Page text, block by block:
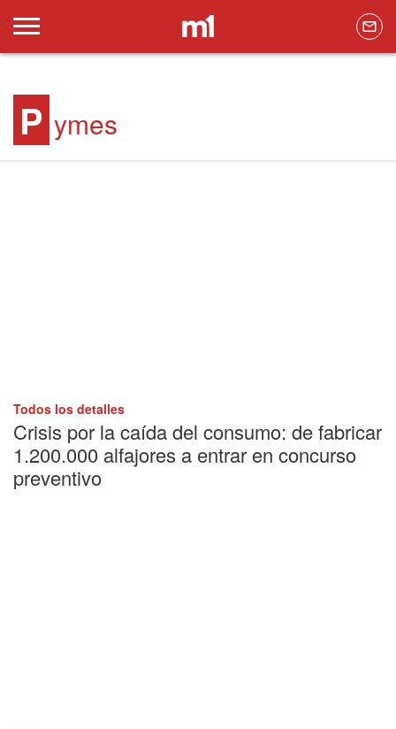
P ymes
Todos los detalles
Crisis por la caída del consumo: de fabricar
1.200.000 alfajores a entrar en concurso
preventivo